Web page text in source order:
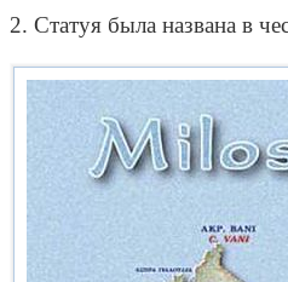
2. Статуя была названа в